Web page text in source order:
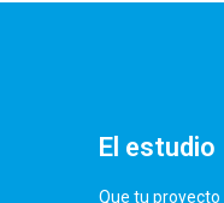
El estudio
Que tu proyecto